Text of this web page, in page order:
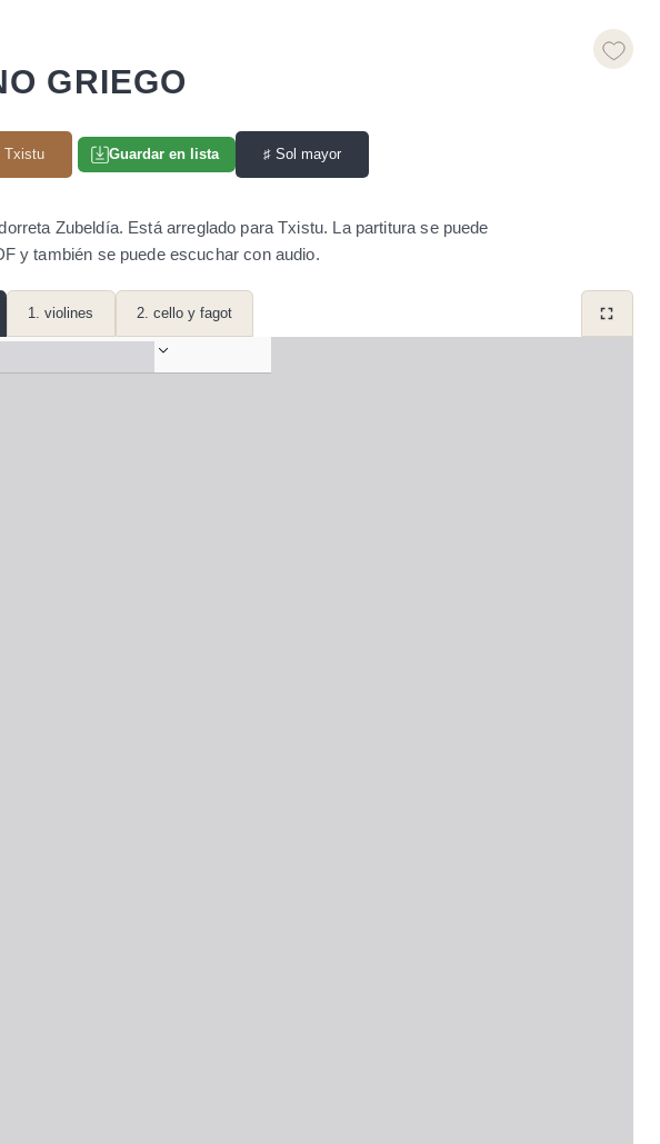
GRIEGO
Txistu Guardar en lista ♯Sol mayor
Zubeldía. Está arreglado para Txistu. La partitura se puede
y también se puede escuchar con audio.
1. violines 2. cello y fagot